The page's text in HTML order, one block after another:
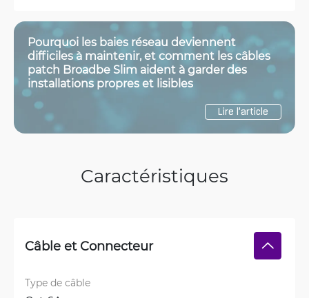
Pourquoi les baies réseau deviennent
difficiles à maintenir, et comment les câbles
patch Broadbe Slim aident à garder des
installations propres et lisibles
Lire l’article
Caractéristiques
Câble et Connecteur
Type de câble